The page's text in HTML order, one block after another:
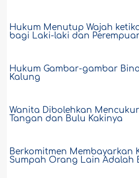
Hukum Menutup Wajah
bagi Laki-laki dan
Hukum Gambar-gambar
Kalung
Wanita Dibolehkan
Tangan dan Bulu Kakinya
Berkomitmen Membayarkan
Sumpah Orang Lain Adalah